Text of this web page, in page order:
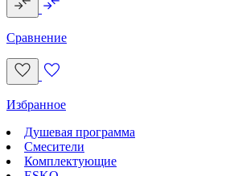
Сравнение
Избранное
Душевая программа
Смесители
Комплектующие